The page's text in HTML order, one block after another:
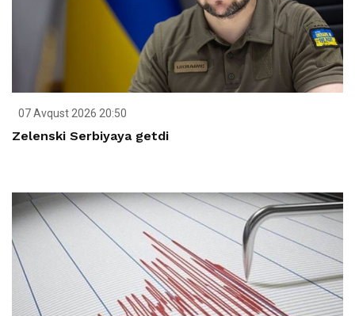
07 Avqust 2026 20:50
Zelenski Serbiyaya getdi